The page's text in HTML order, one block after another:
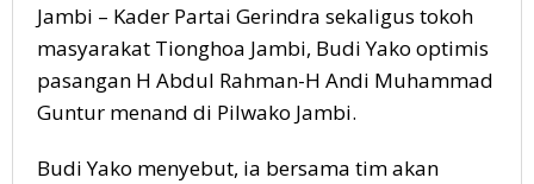
Jambi – Kader Partai Gerindra sekaligus tokoh
masyarakat Tionghoa Jambi, Budi Yako optimis
pasangan H Abdul Rahman-H Andi Muhammad
Guntur menand di Pilwako Jambi.
Budi Yako menyebut, ia bersama tim akan